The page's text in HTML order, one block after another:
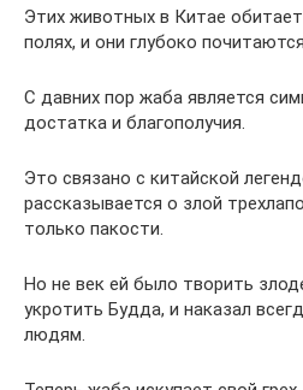
Этих животных в Китае
полях, и они глубоко
С давних пор жаба является
достатка и благополучия.
Это связано с китайской
рассказывается о злой
только пакости.
Но не век ей было творить
укротить Будда, и наказал
людям.